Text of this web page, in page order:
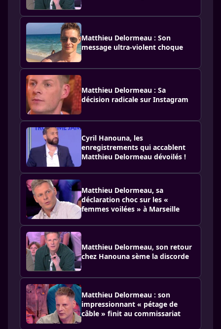
Matthieu Delormeau : Son
message ultra-violent choque
Matthieu Delormeau : Sa
décision radicale sur Instagram
Cyril Hanouna, les
enregistrements qui accablent
Matthieu Delormeau dévoilés !
Matthieu Delormeau, sa
déclaration choc sur les «
femmes voilées » à Marseille
Matthieu Delormeau, son retour
chez Hanouna sème la discorde
Matthieu Delormeau : son
impressionnant « pétage de
câble » finit au commissariat